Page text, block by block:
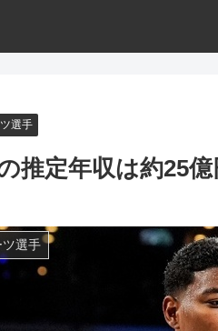
選手
推定年収は約25
選手